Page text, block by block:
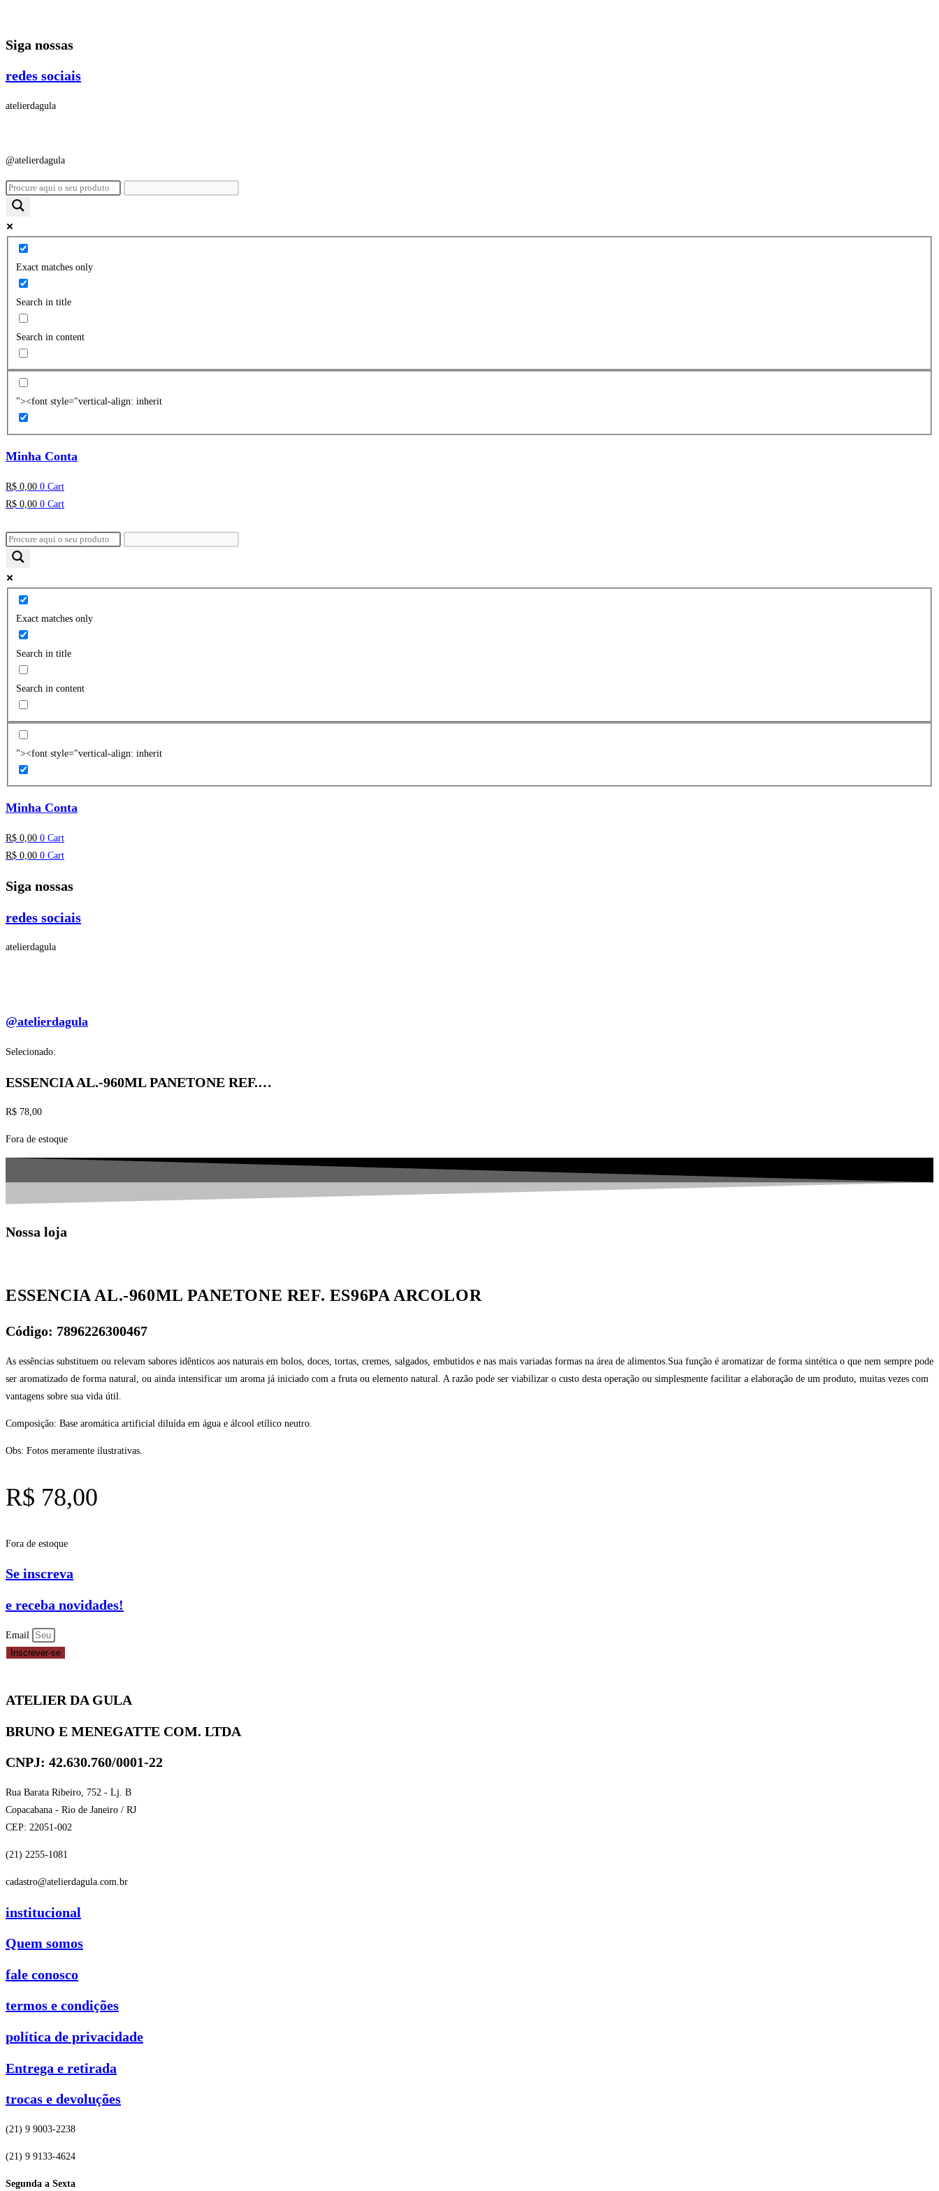
o
Siga nossas
redes sociais
atelierdagula
@atelierdagula
Exact matches only
Search in title
Search in content
"><font style="vertical-align: inherit
Minha Conta
R$ 0,00 0 Cart
R$ 0,00 0 Cart
Exact matches only
Search in title
Search in content
"><font style="vertical-align: inherit
Minha Conta
R$ 0,00 0 Cart
R$ 0,00 0 Cart
Siga nossas
redes sociais
atelierdagula
@atelierdagula
Selecionado:
ESSENCIA AL.-960ML PANETONE REF.…
R$ 78,00
Fora de estoque
Nossa loja
ESSENCIA AL.-960ML PANETONE REF. ES96PA ARCOLOR
Código: 7896226300467
As essências substituem ou relevam sabores idênticos aos naturais em bolos, doces, tortas, cremes, salgados, embutidos e nas mais variadas formas na área de alimentos.Sua função é aromatizar de forma sintética o que nem sempre pode
ser aromatizado de forma natural, ou ainda intensificar um aroma já iniciado com a fruta ou elemento natural. A razão pode ser viabilizar o custo desta operação ou simplesmente facilitar a elaboração de um produto, muitas vezes com
vantagens sobre sua vida útil.
Composição: Base aromática artificial diluída em água e álcool etílico neutro.
Obs: Fotos meramente ilustrativas.
R$ 78,00
Fora de estoque
Se inscreva
e receba novidades!
Email
Inscrever-se
ATELIER DA GULA
BRUNO E MENEGATTE COM. LTDA
CNPJ: 42.630.760/0001-22
Rua Barata Ribeiro, 752 - Lj. B
Copacabana - Rio de Janeiro / RJ
CEP: 22051-002
(21) 2255-1081
cadastro@atelierdagula.com.br
institucional
Quem somos
fale conosco
termos e condições
política de privacidade
Entrega e retirada
trocas e devoluções
(21) 9 9003-2238
(21) 9 9133-4624
Segunda a Sexta